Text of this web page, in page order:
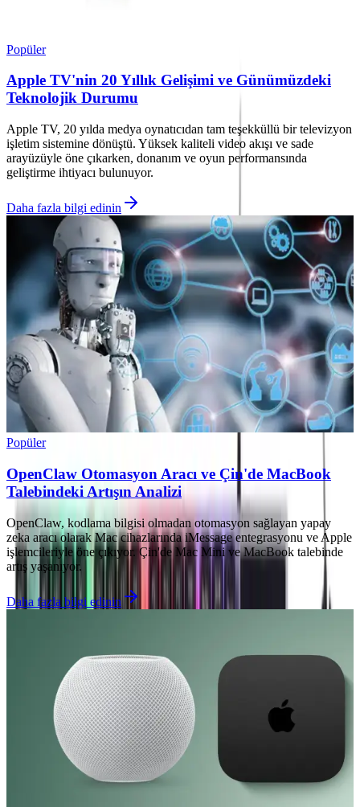
Popüler
Apple TV'nin 20 Yıllık Gelişimi ve Günümüzdeki
Teknolojik Durumu
Apple TV, 20 yılda medya oynatıcıdan tam teşekküllü bir televizyon
işletim sistemine dönüştü. Yüksek kaliteli video akışı ve sade
arayüzüyle öne çıkarken, donanım ve oyun performansında
geliştirme ihtiyacı bulunuyor.
Daha fazla bilgi edinin
Popüler
OpenClaw Otomasyon Aracı ve Çin'de MacBook
Talebindeki Artışın Analizi
OpenClaw, kodlama bilgisi olmadan otomasyon sağlayan yapay
zeka aracı olarak Mac cihazlarında iMessage entegrasyonu ve Apple
işlemcileriyle öne çıkıyor. Çin'de Mac Mini ve MacBook talebinde
artış yaşanıyor.
Daha fazla bilgi edinin